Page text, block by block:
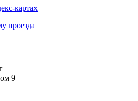
картах
проезда
9